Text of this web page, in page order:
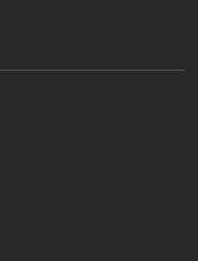
de novo
sala de aula
em Singapura,
escolar é